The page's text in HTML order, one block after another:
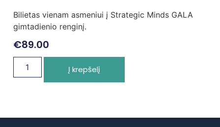
Bilietas vienam asmeniui į Strategic Minds GALA
gimtadienio renginį.
€89.00
Į krepšelį